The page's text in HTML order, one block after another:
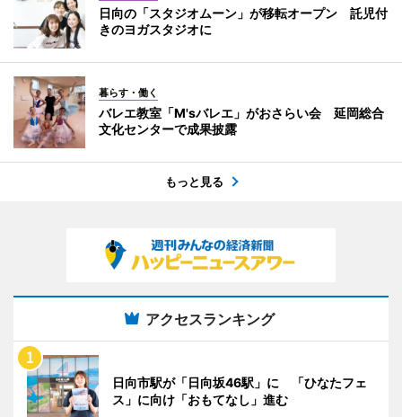
日向の「スタジオムーン」が移転オープン 託児付
きのヨガスタジオに
暮らす・働く
バレエ教室「M'sバレエ」がおさらい会 延岡総合
文化センターで成果披露
もっと見る
アクセスランキング
日向市駅が「日向坂46駅」に 「ひなたフェ
ス」に向け「おもてなし」進む